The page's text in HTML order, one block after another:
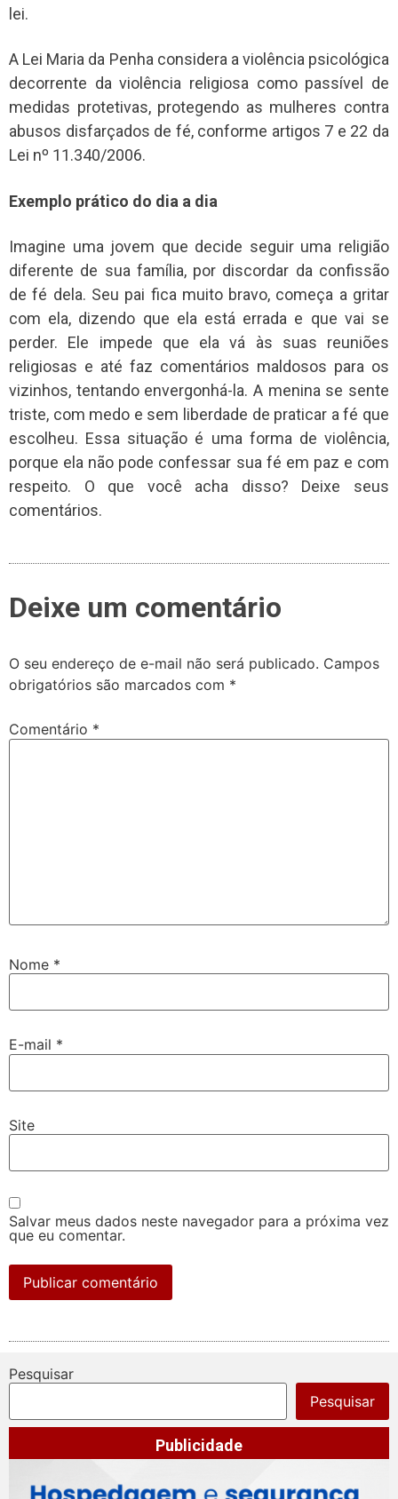
lei.
A Lei Maria da Penha considera a violência psicológica
decorrente da violência religiosa como passível de
medidas protetivas, protegendo as mulheres contra
abusos disfarçados de fé, conforme artigos 7 e 22 da
Lei nº 11.340/2006.
Exemplo prático do dia a dia
Imagine uma jovem que decide seguir uma religião
diferente de sua família, por discordar da confissão
de fé dela. Seu pai fica muito bravo, começa a gritar
com ela, dizendo que ela está errada e que vai se
perder. Ele impede que ela vá às suas reuniões
religiosas e até faz comentários maldosos para os
vizinhos, tentando envergonhá-la. A menina se sente
triste, com medo e sem liberdade de praticar a fé que
escolheu. Essa situação é uma forma de violência,
porque ela não pode confessar sua fé em paz e com
respeito. O que você acha disso? Deixe seus
comentários.
Deixe um comentário
O seu endereço de e-mail não será publicado. Campos
obrigatórios são marcados com *
Comentário *
Nome *
E-mail *
Site
Salvar meus dados neste navegador para a próxima vez
que eu comentar.
Pesquisar
Pesquisar
Publicidade